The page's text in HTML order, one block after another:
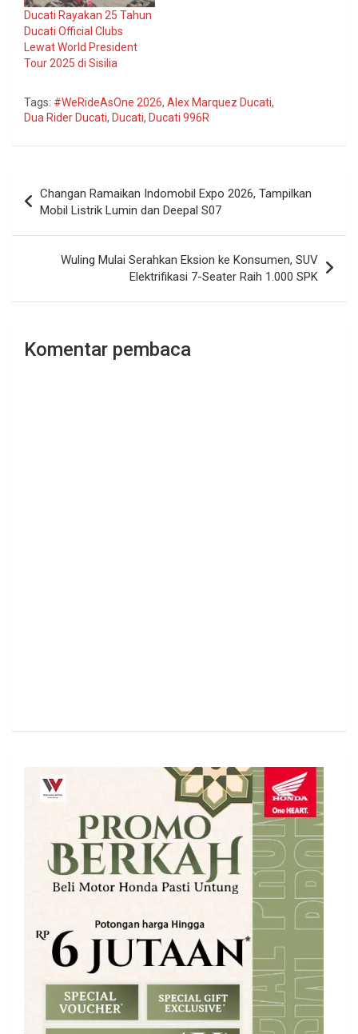
Ducati Rayakan 25 Tahun
Ducati Official Clubs
Lewat World President
Tour 2025 di Sisilia
Tags: #WeRideAsOne 2026, Alex Marquez Ducati,
Dua Rider Ducati, Ducati, Ducati 996R
pos
Changan Ramaikan Indomobil Expo 2026, Tampilkan
Mobil Listrik Lumin dan Deepal S07
Wuling Mulai Serahkan Eksion ke Konsumen, SUV
Elektrifikasi 7-Seater Raih 1.000 SPK
Komentar pembaca